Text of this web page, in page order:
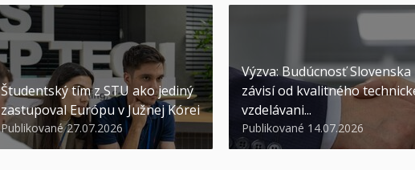
Študentský tím z STU ako jediný
zastupoval Európu v Južnej Kórei
Publikované 27.07.2026
Výzva: Budúcnosť Slovenska
závisí od kvalitného
vzdelávani...
Publikované 14.07.2026